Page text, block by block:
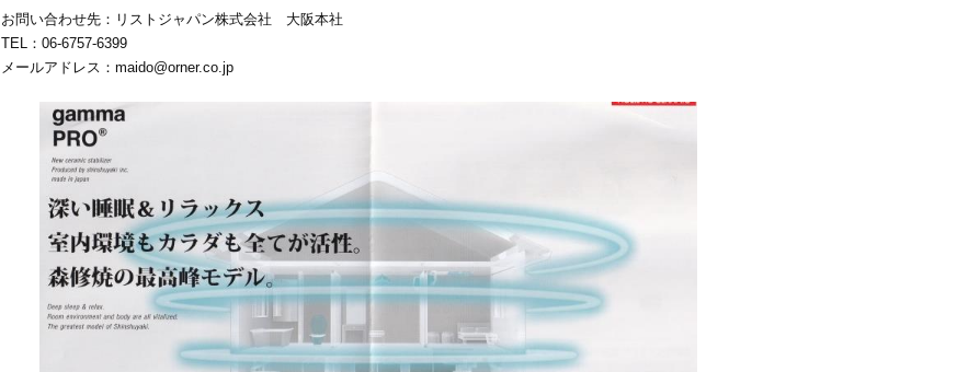
お問い合わせ先：リストジャパン株式会社 大阪本社
TEL：06-6757-6399
メールアドレス：maido@orner.co.jp